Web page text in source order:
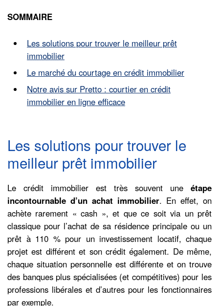
SOMMAIRE
Les solutions pour trouver le meilleur prêt
immobilier
Le marché du courtage en crédit immobilier
Notre avis sur Pretto : courtier en crédit
immobilier en ligne efficace
Les solutions pour trouver le
meilleur prêt immobilier
Le crédit immobilier est très souvent une étape
incontournable d’un achat immobilier. En effet, on
achète rarement « cash », et que ce soit via un prêt
classique pour l’achat de sa résidence principale ou un
prêt à 110 % pour un investissement locatif, chaque
projet est différent et son crédit également. De même,
chaque situation personnelle est différente et on trouve
des banques plus spécialisées (et compétitives) pour les
professions libérales et d’autres pour les fonctionnaires
par exemple.